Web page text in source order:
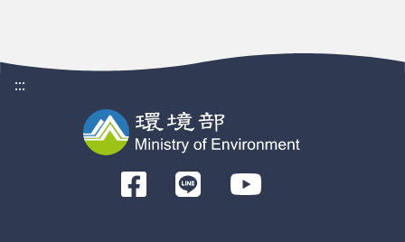
1130844A
書變更內容對照表（停止營運期間環境監測）
和平火力發電廠開發計畫環境影響評估報告
:::
前
往